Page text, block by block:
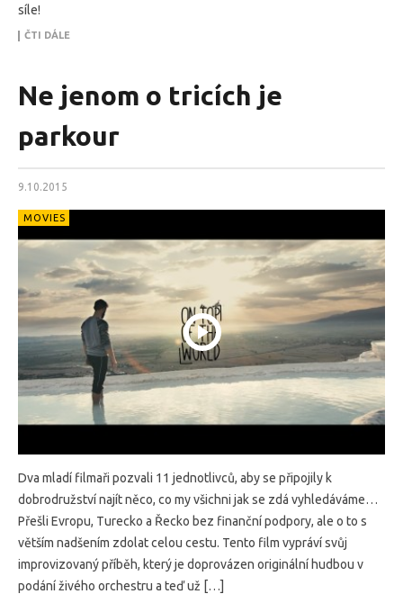
síle!
ČTI DÁLE
Ne jenom o tricích je
parkour
9.10.2015
MOVIES
Dva mladí filmaři pozvali 11 jednotlivců, aby se připojily k
dobrodružství najít něco, co my všichni jak se zdá vyhledáváme…
Přešli Evropu, Turecko a Řecko bez finanční podpory, ale o to s
větším nadšením zdolat celou cestu. Tento film vypráví svůj
improvizovaný příběh, který je doprovázen originální hudbou v
podání živého orchestru a teď už […]